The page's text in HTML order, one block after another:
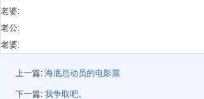
老婆:
老公:
老婆:
上一篇: 海底总动员的电影票
下一篇: 我争取吧。